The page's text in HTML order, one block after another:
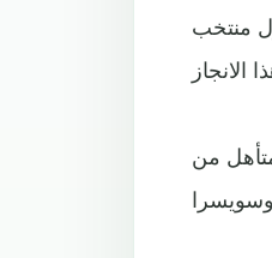
منتخب
مع المتأهل من